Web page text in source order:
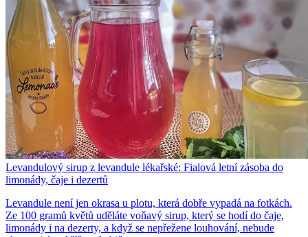
Levandulový sirup z levandule lékařské: Fialová letní zásoba do
limonády, čaje i dezertů
Levandule není jen okrasa u plotu, která dobře vypadá na fotkách.
Ze 100 gramů květů uděláte voňavý sirup, který se hodí do čaje,
limonády i na dezerty, a když se nepřežene louhování, nebude